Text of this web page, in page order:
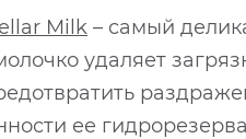
Milk – самый
удаляет
ее